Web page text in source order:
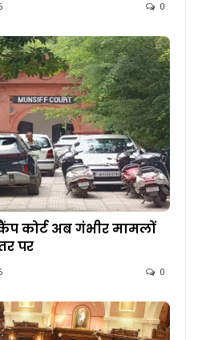
0
कोर्ट अब गंभीर मामलों
पर
0